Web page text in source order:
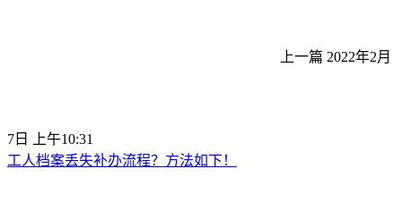
上一篇 2022年2月
7日 上午10:31
工人档案丢失补办流程？方法如下！